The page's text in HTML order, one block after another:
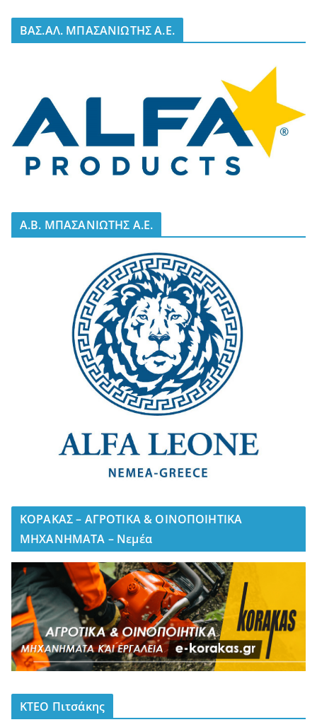
BΑΣ.ΑΛ. ΜΠΑΣΑΝΙΩΤΗΣ Α.Ε.
A.B. ΜΠΑΣΑΝΙΩΤΗΣ Α.Ε.
ΚΟΡΑΚΑΣ – ΑΓΡΟΤΙΚΑ & ΟΙΝΟΠΟΙΗΤΙΚΑ
ΜΗΧΑΝΗΜΑΤΑ – Νεμέα
ΚΤΕΟ Πιτσάκης